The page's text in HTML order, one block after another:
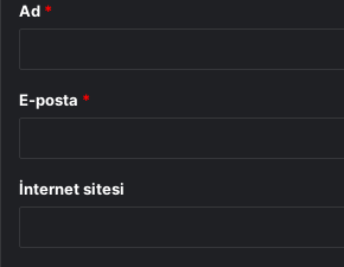
Ad *
E-posta *
İnternet sitesi